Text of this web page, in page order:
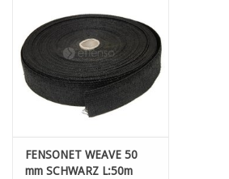
FENSONET WEAVE 50
mm SCHWARZ L:50m